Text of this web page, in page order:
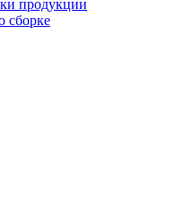
продукции
сборке